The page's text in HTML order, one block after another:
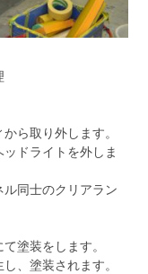
ら取り外します。
ドライトを外しま
同士のクリアラン
塗装をします。
、塗装されます。